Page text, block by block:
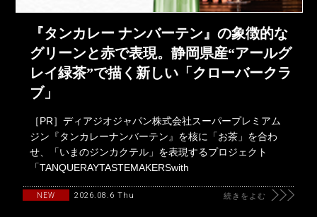
『タンカレー ナンバーテン』の象徴的な
グリーンと赤で表現。静岡県産“アールグ
レイ緑茶”で描く新しい「クローバークラ
ブ」
［PR］ディアジオジャパン株式会社スーパープレミアム
ジン『タンカレーナンバーテン』を核に「お茶」を合わ
せ、「いまのジンカクテル」を表現するプロジェクト
「TANQUERAYTASTEMAKERSwith
NEW 2026.08.6 Thu 続きをよむ